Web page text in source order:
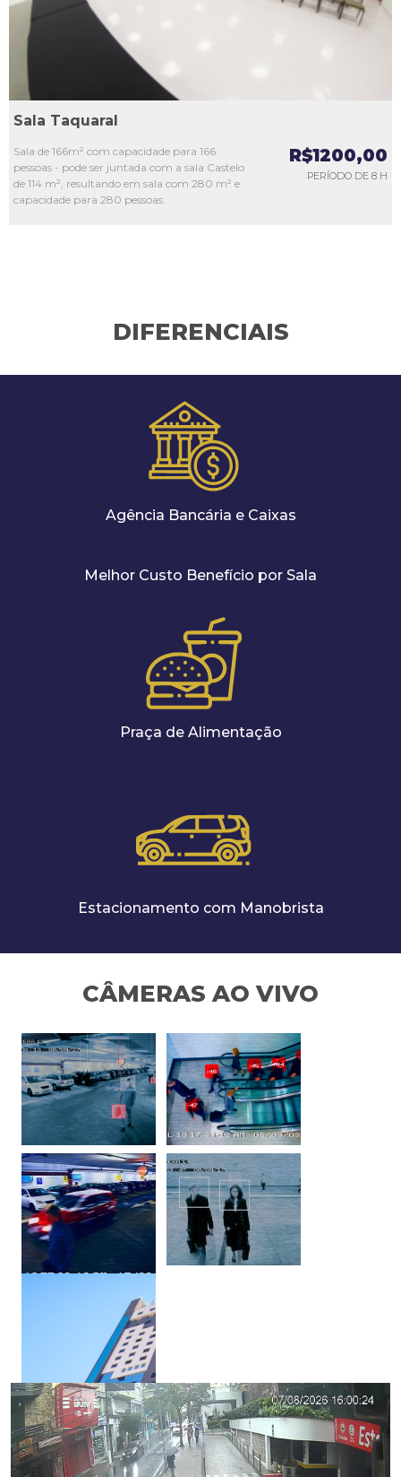
Sala Taquaral
Sala de 166m² com capacidade para 166
pessoas - pode ser juntada com a sala Castelo
de 114 m², resultando em sala com 280 m² e
capacidade para 280 pessoas.
R$1200,00
PERÍODO DE 8 H
DIFERENCIAIS
Agência Bancária e Caixas
Melhor Custo Benefício por Sala
Praça de Alimentação
Estacionamento com Manobrista
CÂMERAS AO VIVO